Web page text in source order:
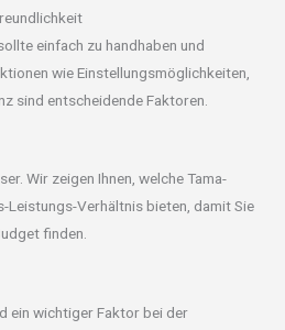
einfach zu handhaben und
wie Einstellungsmöglichkeiten,
sind entscheidende Faktoren.
Wir zeigen Ihnen, welche Tama-
Leistungs-Verhältnis bieten, damit Sie
finden.
ein wichtiger Faktor bei der